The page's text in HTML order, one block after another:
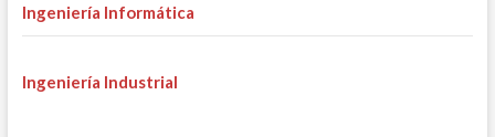
Ingeniería Informática
Ingeniería Industrial